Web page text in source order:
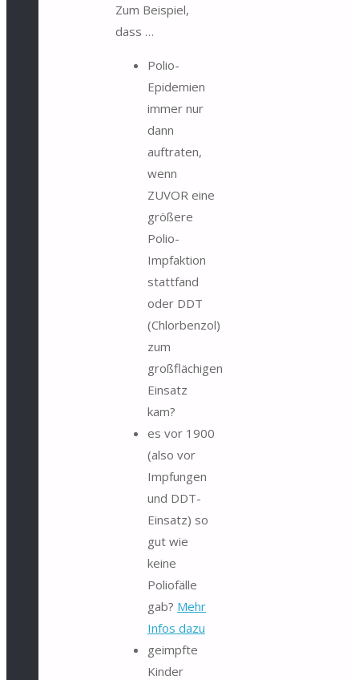
Zum Beispiel,
dass …
Polio-
Epidemien
immer nur
dann
auftraten,
wenn
ZUVOR eine
größere
Polio-
Impfaktion
stattfand
oder DDT
(Chlorbenzol)
zum
großflächigen
Einsatz
kam?
es vor 1900
(also vor
Impfungen
und DDT-
Einsatz) so
gut wie
keine
Poliofälle
gab? Mehr
Infos dazu
geimpfte
Kinder